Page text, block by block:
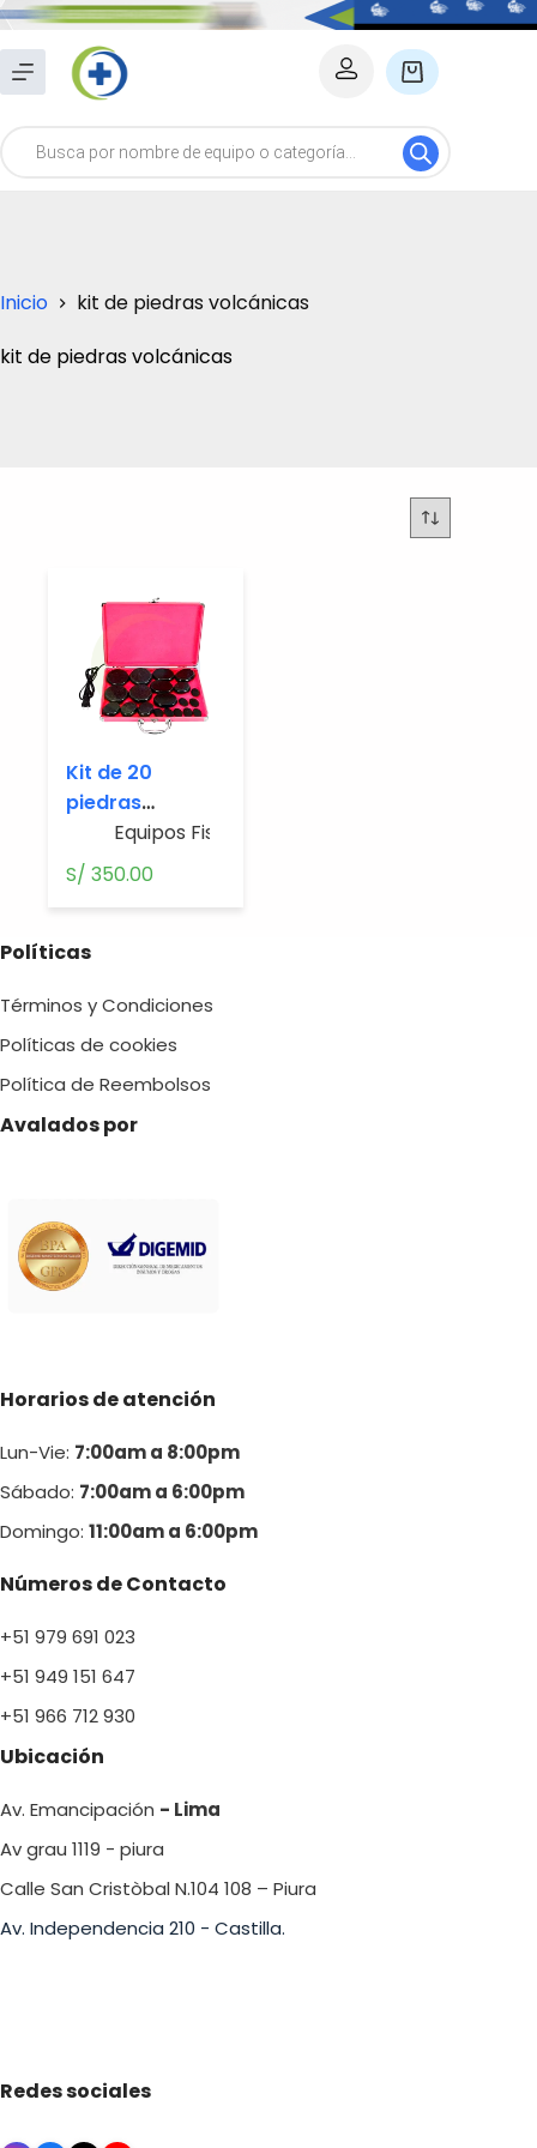
Saltar
al
contenido
Carro
compra
Inicio
kit de piedras volcánicas
kit de piedras volcánicas
Kit de 20
piedras
volcánicas
para masajes +
maletín
Equipos Fisioterapia
S/ 350.00
Políticas
Términos y Condiciones
Políticas de cookies
Política de Reembolsos
Avalados por
Horarios de atención
Lun-Vie: 7:00am a 8:00pm
Sábado: 7:00am a 6:00pm
Domingo: 11:00am a 6:00pm
Números de Contacto
+51 979 691 023
+51 949 151 647
+51 966 712 930
Ubicación
Av. Emancipación - Lima
Av grau 1119 - piura
Calle San Cristòbal N.104 108 – Piura
Av. Independencia 210 - Castilla.
Redes sociales